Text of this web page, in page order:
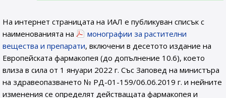
На интернет страницата на ИАЛ e публикуван списък с
наименованията на
монографии за растителни
вещества и препарати, включени в десетото издание на
Европейската фармакопея (до допълнение 10.6), което
влиза в сила от 1 януари 2022 г. Със Заповед на министъра
на здравеопазването № РД-01-159/06.06.2019 г. и нейните
изменения се определят действащата фармакопея и